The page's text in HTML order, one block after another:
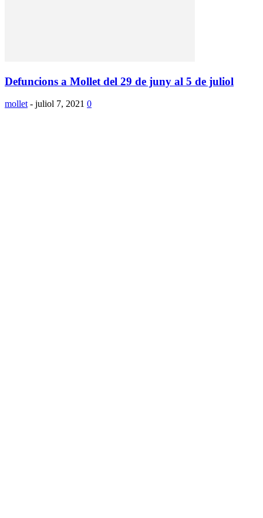
Defuncions a Mollet del 29 de juny al 5 de juliol
mollet - juliol 7, 2021 0